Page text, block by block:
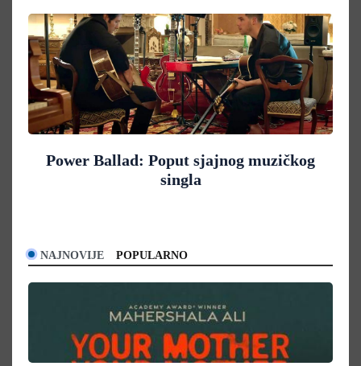
Power Ballad: Poput sjajnog muzičkog
singla
NAJNOVIJE POPULARNO